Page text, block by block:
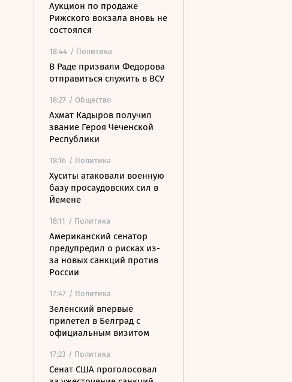
Аукцион по продаже
Рижского вокзала вновь не
состоялся
18:44 / Политика
В Раде призвали Федорова
отправиться служить в ВСУ
18:27 / Общество
Ахмат Кадыров получил
звание Героя Чеченской
Республики
18:16 / Политика
Хуситы атаковали военную
базу просаудовских сил в
Йемене
18:11 / Политика
Американский сенатор
предупредил о рисках из-
за новых санкций против
России
17:47 / Политика
Зеленский впервые
прилетел в Белград с
официальным визитом
17:23 / Политика
Сенат США проголосовал